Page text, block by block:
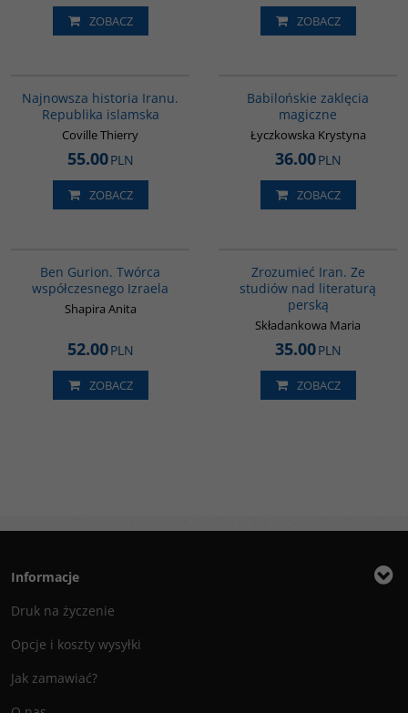
ZOBACZ ZOBACZ
Najnowsza historia Iranu.
Republika islamska
Coville Thierry
55.00PLN
ZOBACZ
Babilońskie zaklęcia
magiczne
Łyczkowska Krystyna
36.00PLN
ZOBACZ
Ben Gurion. Twórca
współczesnego Izraela
Shapira Anita
52.00PLN
ZOBACZ
Zrozumieć Iran. Ze
studiów nad literaturą
perską
Składankowa Maria
35.00PLN
ZOBACZ
Informacje
Druk na życzenie
Opcje i koszty wysyłki
Jak zamawiać?